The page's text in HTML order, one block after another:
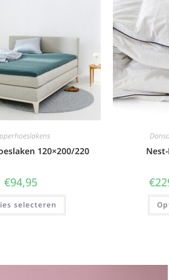
120×200/220
€94,95
selecteren
€